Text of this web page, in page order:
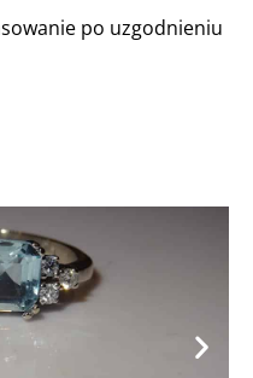
po uzgodnieniu